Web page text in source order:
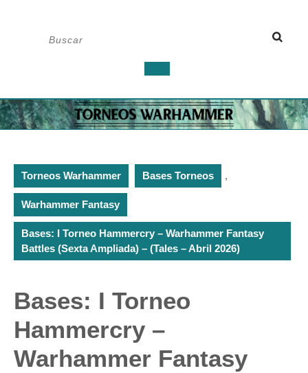
de
apertura
Torneos Warhammer Bases Torneos ,
Warhammer Fantasy
Bases: I Torneo Hammercry – Warhammer Fantasy
Battles (Sexta Ampliada) – (Tales – Abril 2026)
Bases: I Torneo
Hammercry –
Warhammer Fantasy